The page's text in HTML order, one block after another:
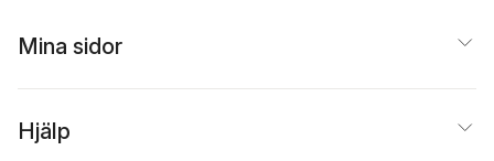
Mina sidor
Hjälp